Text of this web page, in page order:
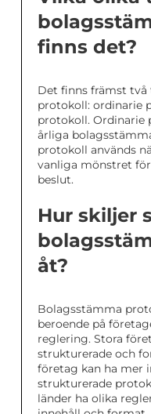
finns det?
Det finns främst
protokoll: ordinarie
protokoll. Ordinarie
årliga
protokoll används
vanliga mönstret
beslut.
Hur skiljer
åt?
Bolagsstämma
beroende på
reglering. Stora
strukturerade och
företag kan ha mer
strukturerade
länder ha olika